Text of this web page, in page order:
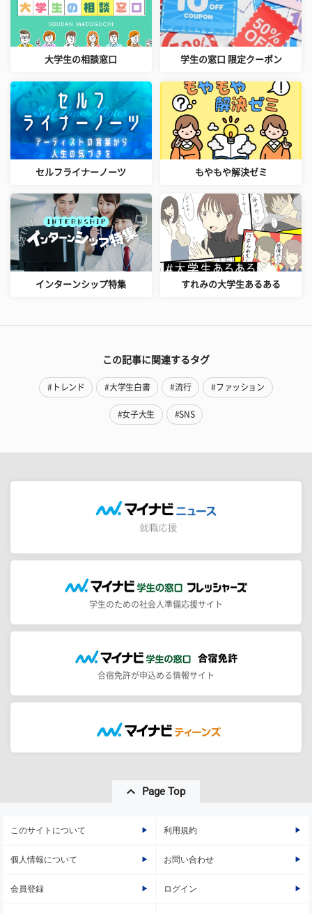
大学生の相談窓口 学生の窓口 限定クーポン
セルフライナーノーツ もやもや解決ゼミ
インターンシップ特集 すれみの大学生あるある
この記事に関連するタグ
#トレンド #大学生白書 #流行 #ファッション
#女子大生 #SNS
学生のための社会人準備応援サイト
合宿免許が申込める情報サイト
Page Top
このサイトについて 利用規約
個人情報について お問い合わせ
会員登録 ログイン